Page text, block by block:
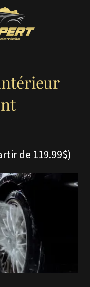
de 119.99$)